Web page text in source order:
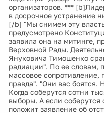
организаторов. ***
в досрочное устранение
[/b] "Мы снимем эту
предусмотрено
заявила она на митинге,
Верховной Рады.
Януковича Тимошенко
радиации". По ее словам,
массовое сопротивление,
правда". "Они вас боятся.
Когда соберутся сотни
выборы. А если соберутся
положит заявление об